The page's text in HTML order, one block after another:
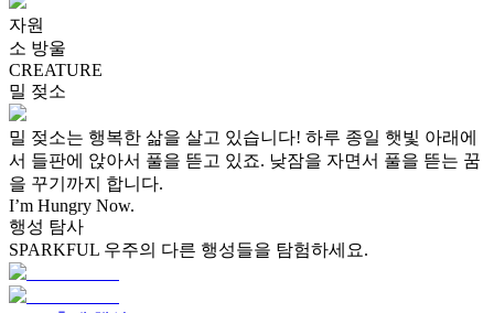
자원
소 방울
CREATURE
밀 젖소
밀 젖소는 행복한 삶을 살고 있습니다! 하루 종일 햇빛 아래에
서 들판에 앉아서 풀을 뜯고 있죠. 낮잠을 자면서 풀을 뜯는 꿈
을 꾸기까지 합니다.
I’m Hungry Now.
행성 탐사
SPARKFUL 우주의 다른 행성들을 탐험하세요.